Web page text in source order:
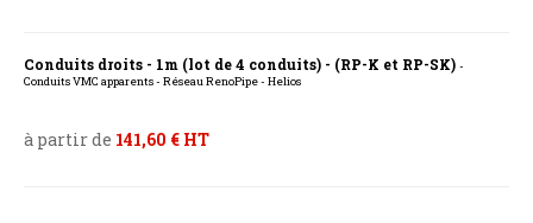
Conduits droits - 1m (lot de 4 conduits) - (RP-K et RP-SK) -
Conduits VMC apparents - Réseau RenoPipe - Helios
à partir de 141,60 € HT